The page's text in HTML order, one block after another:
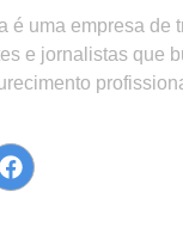
é uma empresa de
e jornalistas que